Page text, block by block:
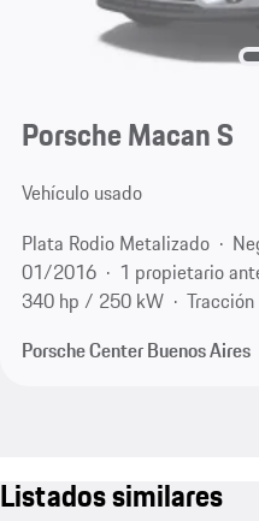
Porsche Macan S
Vehículo usado
Plata Rodio Metalizado
01/2016
1 propietario
340 hp / 250 kW
Porsche Center Buenos Aires
Listados similares